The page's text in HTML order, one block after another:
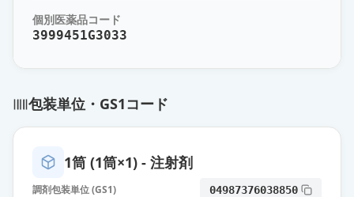
エタネルセプトBS皮下注10mgシリ
ンジ1.0mL「日医工」
薬価 2926 円
ンジ0.5mL「TY」
個別医薬品コード
3999451G3033
包装単位・GS1コード
1筒 (1筒×1) - 注射剤
調剤包装単位 (GS1) 04987376038850